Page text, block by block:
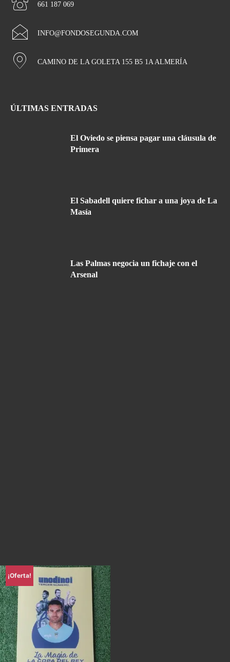
661 187 069
INFO@FONDOSEGUNDA.COM
CAMINO DE LA GOLETA 155 B5 1A ALMERÍA
ÚLTIMAS ENTRADAS
El Oviedo se piensa pagar una cláusula de
Primera
El Sabadell quiere fichar a una joya de La
Masía
Las Palmas negocia un fichaje con el
Arsenal
¡Oferta!